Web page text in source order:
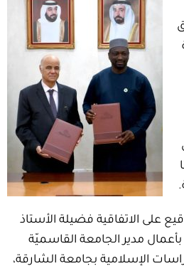
على الاتفاقية فضيلة الأستاذ
بأعمال مدير الجامعة القاسميّة
الإسلامية بجامعة الشارقة،